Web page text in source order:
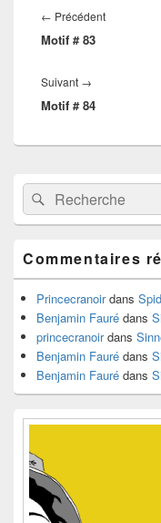
de
l’article
← PrécédentArticle
Motif # 83
Suivant →
suivant :
Motif # 84
Zone
principale
de
widget
barre
latérale
Recherche :Rechercher
Commentaires
Princecranoirdans
Benjamin Fauré dans
princecranoirdans
Benjamin Fauré dans
Benjamin Fauré dans